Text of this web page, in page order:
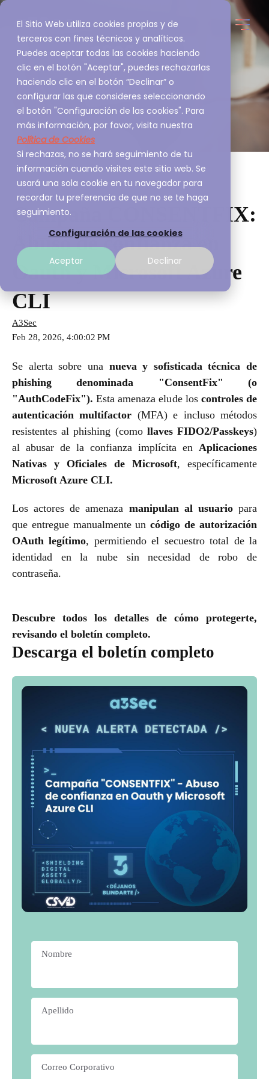
El Sitio Web utiliza cookies propias y de
terceros con fines técnicos y analíticos.
Puedes aceptar todas las cookies haciendo
clic en el botón "Aceptar", puedes rechazarlas
haciendo clic en el botón “Declinar” o
configurar las que consideres seleccionando
el botón "Configuración de las cookies". Para
más información, por favor, visita nuestra
Política de Cookies
Si rechazas, no se hará seguimiento de tu
información cuando visites este sitio web. Se
usará una sola cookie en tu navegador para
recordar tu preferencia de que no se te haga
seguimiento.
Configuración de las cookies
Aceptar Declinar
Campaña CONSENTFIX:
Abuso de confianza en
Oauth y Microsoft Azure
CLI
A3Sec
Feb 28, 2026, 4:00:02 PM
Se alerta sobre una nueva y sofisticada técnica de
phishing denominada "ConsentFix" (o
"AuthCodeFix"). Esta amenaza elude los controles de
autenticación multifactor (MFA) e incluso métodos
resistentes al phishing (como llaves FIDO2/Passkeys)
al abusar de la confianza implícita en Aplicaciones
Nativas y Oficiales de Microsoft, específicamente
Microsoft Azure CLI.
Los actores de amenaza manipulan al usuariopara
que entregue manualmente uncódigo de autorización
OAuth legítimo, permitiendo el secuestro total de la
identidad en la nube sin necesidad de robo de
contraseña.
Descubre todos los detalles de cómo protegerte,
revisando el boletín completo.
Descarga el boletín completo
Nombre
Apellido
Correo Corporativo